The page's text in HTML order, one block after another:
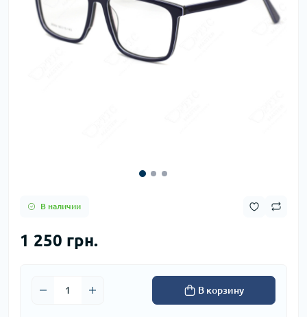
В наличии
1 250 грн.
В корзину